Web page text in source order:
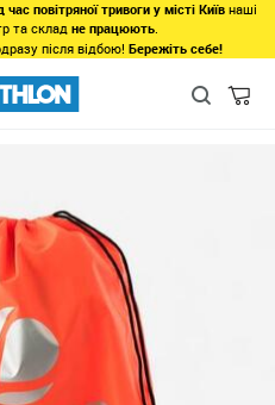
час повітряної тривоги у місті Київ наші
та склад не працюють.
після відбою! Бережіть себе!
Тенісні